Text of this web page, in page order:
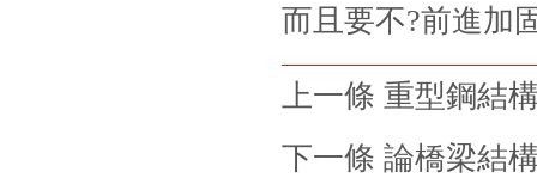
而且要不?前進加
上一條 重型鋼結
下一條 論橋梁結